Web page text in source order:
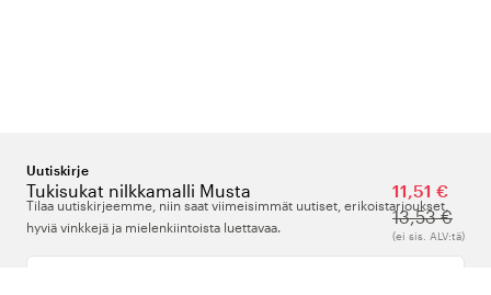
Tukisukat nilkkamalli Musta
11,51 €
13,53 €
(ei sis. ALV:tä)
Uutiskirje
Tilaa uutiskirjeemme, niin saat viimeisimmät uutiset, erikoistarjoukset,
hyviä vinkkejä ja mielenkiintoista luettavaa.
Kirjoita sähköpostiosoitteesi